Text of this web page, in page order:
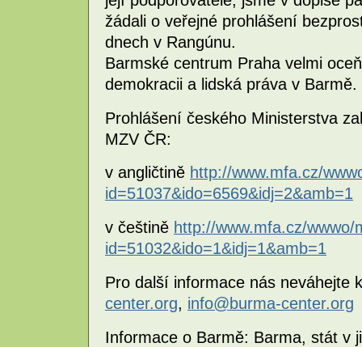
žádali o veřejné prohlášení
dnech v Rangúnu.
Barmské centrum Praha velmi
demokracii a lidská práva v Barmě.
Prohlášení českého Ministerstva
MZV ČR:
v angličtině http://www.mfa.cz/
id=51037&ido=6569&idj=2&amb=1
v češtině http://www.mfa.cz/wwwo/
id=51032&ido=1&idj=1&amb=1
Pro další informace nás neváhejte
center.org, info@burma-center.org
Informace o Barmě: Barma, stát v